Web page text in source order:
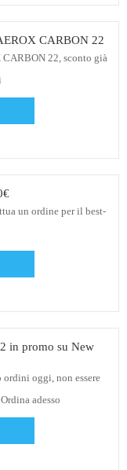
CARBON 22
22, sconto già
un ordine per il best-
in promo su New
oggi, non essere
adesso